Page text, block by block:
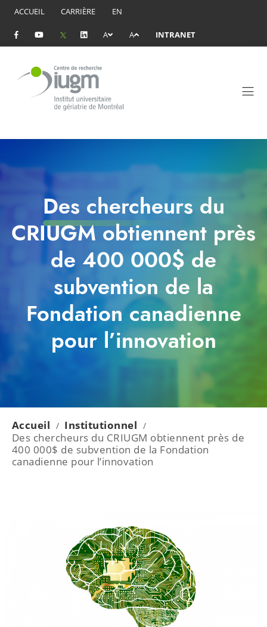
ACCUEIL CARRIÈRE EN
A A INTRANET
Des chercheurs du
CRIUGM obtiennent près
de 400 000$ de
subvention de la
Fondation canadienne
pour l’innovation
Accueil / Institutionnel /
Des chercheurs du CRIUGM obtiennent près de
400 000$ de subvention de la Fondation
canadienne pour l’innovation